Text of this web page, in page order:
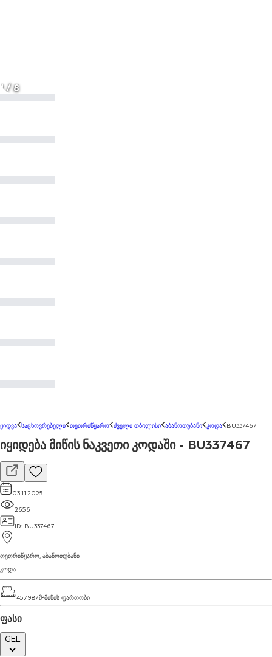
1 / 8
ყიდვა საცხოვრებელი თეთრიწყარო ძველი თბილისი აბანოთუბანი კოდა BU337467
იყიდება მიწის ნაკვეთი კოდაში - BU337467
03.11.2025
2656
ID: BU337467
თეთრიწყარო, აბანოთუბანი
კოდა
457987მ²მიწის ფართობი
ფასი
GEL